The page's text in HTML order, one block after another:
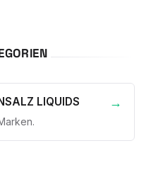
LIQUIDS